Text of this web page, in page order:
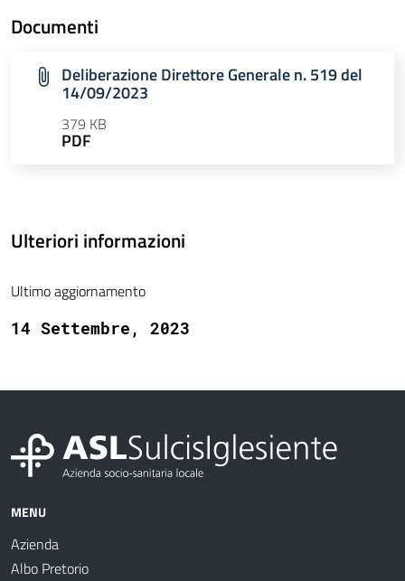
Documenti
Deliberazione Direttore Generale n. 519 del
14/09/2023
379 KB
PDF
Ulteriori informazioni
Ultimo aggiornamento
14 Settembre, 2023
MENU
Azienda
Albo Pretorio